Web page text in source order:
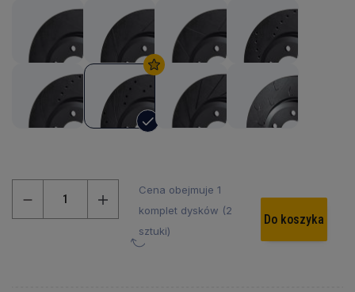
Cena obejmuje 1
komplet dysków (2
sztuki)
Do koszyka